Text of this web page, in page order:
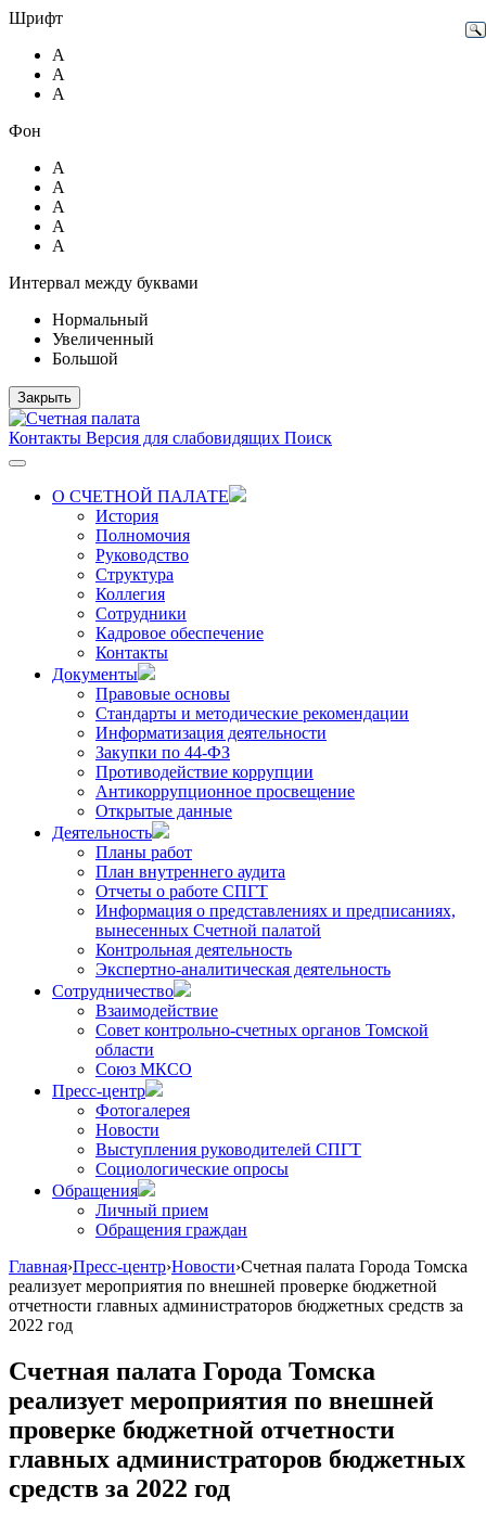
Шрифт
А
А
А
Фон
А
А
А
А
А
Интервал между буквами
Нормальный
Увеличенный
Большой
Закрыть
Контакты Версия для слабовидящих Поиск
О СЧЕТНОЙ ПАЛАТЕ
История
Полномочия
Руководство
Структура
Коллегия
Сотрудники
Кадровое обеспечение
Контакты
Документы
Правовые основы
Стандарты и методические рекомендации
Информатизация деятельности
Закупки по 44-ФЗ
Противодействие коррупции
Антикоррупционное просвещение
Открытые данные
Деятельность
Планы работ
План внутреннего аудита
Отчеты о работе СПГТ
Информация о представлениях и предписаниях,
вынесенных Счетной палатой
Контрольная деятельность
Экспертно-аналитическая деятельность
Сотрудничество
Взаимодействие
Совет контрольно-счетных органов Томской
области
Союз МКСО
Пресс-центр
Фотогалерея
Новости
Выступления руководителей СПГТ
Социологические опросы
Обращения
Личный прием
Обращения граждан
Главная›Пресс-центр›Новости›Счетная палата Города Томска
реализует мероприятия по внешней проверке бюджетной
отчетности главных администраторов бюджетных средств за
2022 год
Счетная палата Города Томска
реализует мероприятия по внешней
проверке бюджетной отчетности
главных администраторов бюджетных
средств за 2022 год